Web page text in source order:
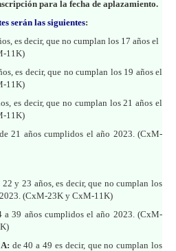
para la fecha de aplazamiento.
serán las siguientes:
es decir, que no cumplan los 17 años el
11K)
es decir, que no cumplan los 19 años el
11K)
es decir, que no cumplan los 21 años el
11K)
21 años cumplidos el año 2023. (CxM-
22 y 23 años, es decir, que no cumplan los
(CxM-23K y CxM-11K)
a 39 años cumplidos el año 2023. (CxM-
de 40 a 49 es decir, que no cumplan los